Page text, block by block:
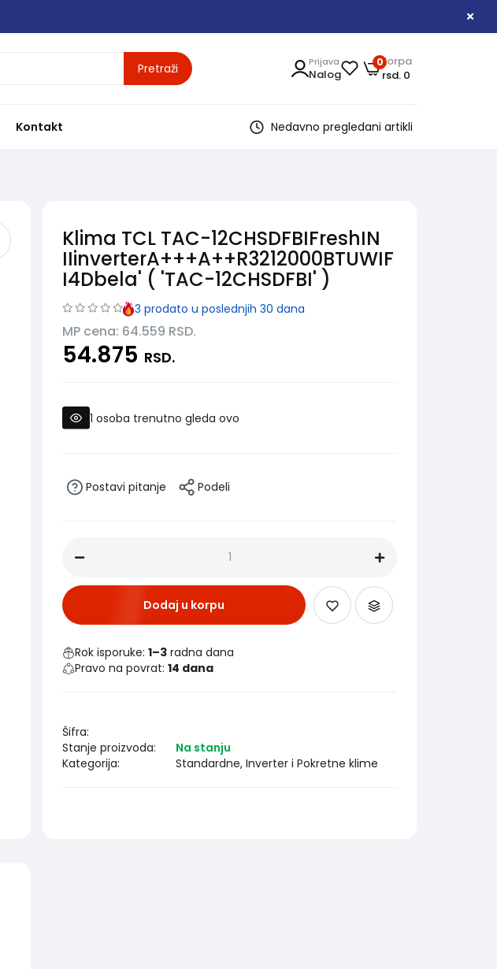
Pretraži
Korpa
rsd. 0
0
Prijava
Nalog
Kontakt Nedavno pregledani artikli
Klima TCL TAC-12CHSDFBIFreshIN
IIinverterA+++A++R3212000BTUWIF
I4Dbela' ( 'TAC-12CHSDFBI' )
3 prodato u poslednjih 30 dana
MP cena: 64.559 RSD.
54.875 RSD.
1 osoba trenutno gleda ovo
Postavi pitanje Podeli
Dodaj u korpu
Rok isporuke: 1–3 radna dana
Pravo na povrat: 14 dana
Šifra:
Stanje proizvoda:
Na stanju
Kategorija:
Standardne, Inverter i Pokretne klime